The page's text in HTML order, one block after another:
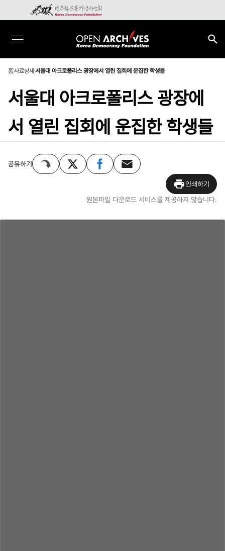
홈사료상세 서울대 아크로폴리스 광장에서 열린 집회에 운집한 학생들
서울대 아크로폴리스 광장에
서 열린 집회에 운집한 학생들
공유하기
인쇄하기
원본파일 다운로드 서비스를 제공하지 않습니다.